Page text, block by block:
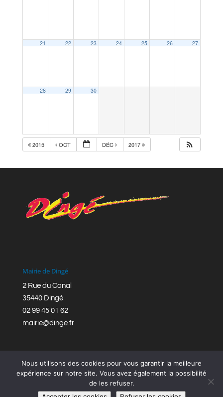
21 22 23 24 25 26 27
28 29 30
2015 OCT DÉC 2017
Mairie de Dingé
2 Rue du Canal
35440 Dingé
02 99 45 01 62
mairie@dinge.fr
Réalisation © Mairie de Dingé,Bretagne Romantique
Nous utilisons des cookies pour vous garantir la meilleure
expérience sur notre site. Vous avez également la possibilité
de les refuser.